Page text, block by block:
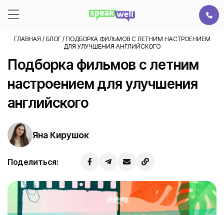
ГЛАВНАЯ / БЛОГ/ ПОДБОРКА ФИЛЬМОВ С ЛЕТНИМ НАСТРОЕНИЕМ
ДЛЯ УЛУЧШЕНИЯ АНГЛИЙСКОГО
Подборка фильмов с летним
настроением для улучшения
английского
Яна Кирушок
Поделиться: